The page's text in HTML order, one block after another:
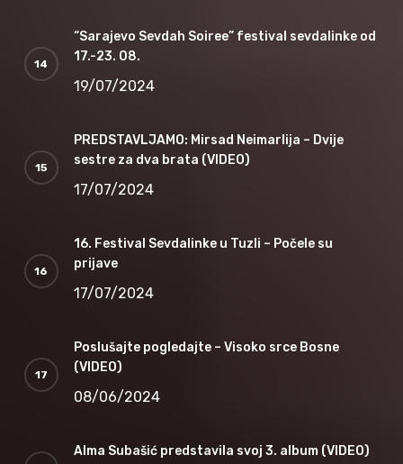
“Sarajevo Sevdah Soiree” festival sevdalinke od
17.-23. 08.
19/07/2024
PREDSTAVLJAMO: Mirsad Neimarlija – Dvije
sestre za dva brata (VIDEO)
17/07/2024
16. Festival Sevdalinke u Tuzli – Počele su
prijave
17/07/2024
Poslušajte pogledajte – Visoko srce Bosne
(VIDEO)
08/06/2024
Alma Subašić predstavila svoj 3. album (VIDEO)